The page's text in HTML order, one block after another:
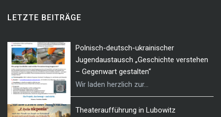
LETZTE BEITRÄGE
Polnisch-deutsch-ukrainischer
Jugendaustausch „Geschichte verstehen
– Gegenwart gestalten“
Wir laden herzlich zur...
Theateraufführung in Lubowitz